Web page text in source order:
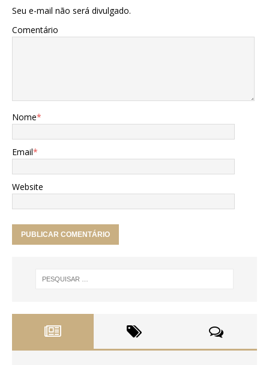
Seu e-mail não será divulgado.
Comentário
Nome*
Email*
Website